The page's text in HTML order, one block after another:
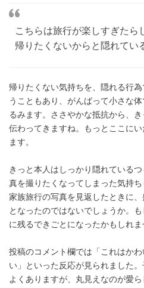
こちらは旅行が楽しすぎたら
帰りたくないからと隠れてい
帰りたくない気持ちを、隠れる行
うこともあり、がんばって小さな
るみます。ささやかな抵抗から、
伝わってきますね。もっとここに
ます。
きっと本人はしっかり隠れている
真を撮りたくなってしまった気持
家族旅行の写真を見返したときに
となったのではないでしょうか。
に残るできごとになったかもしれま
投稿のコメント欄では「これはか
い」といった反応が見られました
よくありますが、丸見えなのが愛ら